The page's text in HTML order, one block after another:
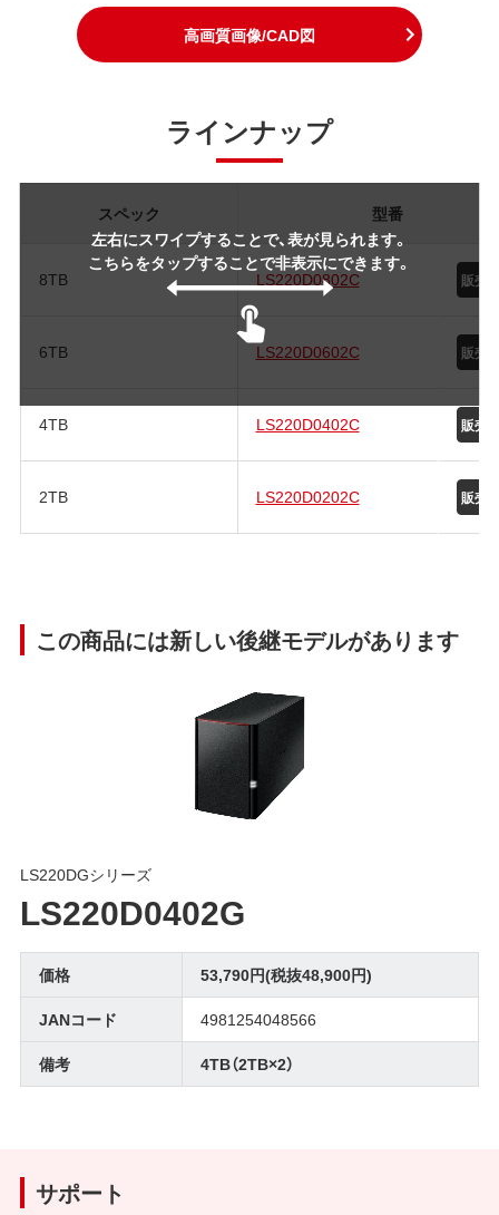
高画質画像/CAD図
ラインナップ
左右にスワイプすることで、表が見られます。
こちらをタップすることで非表示にできます。
スペック 型番
8TB LS220D0802C
6TB LS220D0602C
4TB LS220D0402C
2TB LS220D0202C
この商品には新しい後継モデルがあります
LS220DGシリーズ
LS220D0402G
価格
53,790円(税抜48,900円)
JANコード
4981254048566
備考
4TB（2TB×2）
サポート